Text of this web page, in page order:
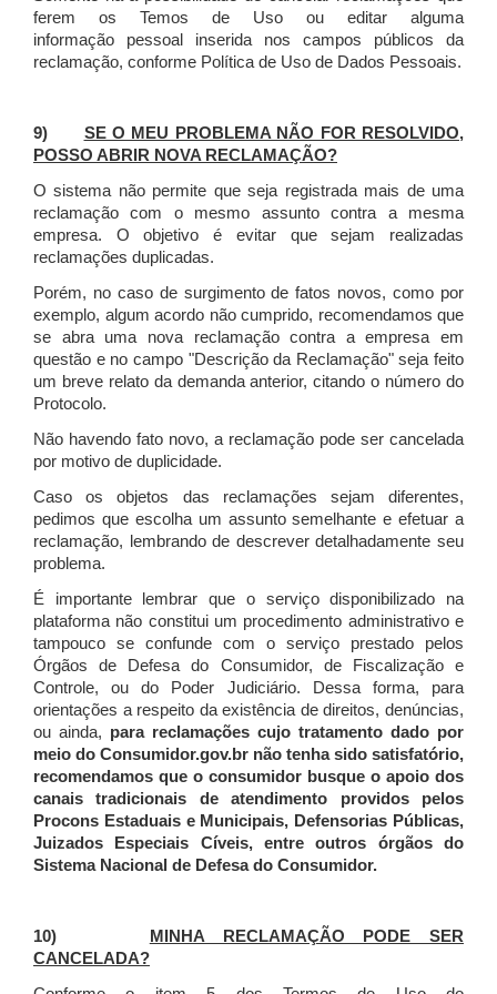
ferem os Temos de Uso ou editar alguma
informação pessoal inserida nos campos públicos da
reclamação, conforme Política de Uso de Dados Pessoais.
9) SE O MEU PROBLEMA NÃO FOR RESOLVIDO,
POSSO ABRIR NOVA RECLAMAÇÃO?
O sistema não permite que seja registrada mais de uma
reclamação com o mesmo assunto contra a mesma
empresa. O objetivo é evitar que sejam realizadas
reclamações duplicadas.
Porém, no caso de surgimento de fatos novos, como por
exemplo, algum acordo não cumprido, recomendamos que
se abra uma nova reclamação contra a empresa em
questão e no campo "Descrição da Reclamação" seja feito
um breve relato da demanda anterior, citando o número do
Protocolo.
Não havendo fato novo, a reclamação pode ser cancelada
por motivo de duplicidade.
Caso os objetos das reclamações sejam diferentes,
pedimos que escolha um assunto semelhante e efetuar a
reclamação, lembrando de descrever detalhadamente seu
problema.
É importante lembrar que o serviço disponibilizado na
plataforma não constitui um procedimento administrativo e
tampouco se confunde com o serviço prestado pelos
Órgãos de Defesa do Consumidor, de Fiscalização e
Controle, ou do Poder Judiciário. Dessa forma, para
orientações a respeito da existência de direitos, denúncias,
ou ainda, para reclamações cujo tratamento dado por
meio do Consumidor.gov.br não tenha sido satisfatório,
recomendamos que o consumidor busque o apoio dos
canais tradicionais de atendimento providos pelos
Procons Estaduais e Municipais, Defensorias Públicas,
Juizados Especiais Cíveis, entre outros órgãos do
Sistema Nacional de Defesa do Consumidor.
10)
MINHA RECLAMAÇÃO PODE SER
CANCELADA?